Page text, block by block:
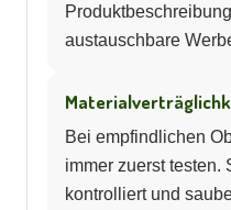
austauschbare
Bei empfindlichen
immer zuerst testen.
kontrolliert und